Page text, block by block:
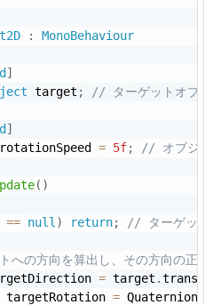
rotation
けた角度を計算する。
ゲットに向けた角度。</
CalculateTargetAngle
. position -
Vector2 . Angle Vector2
.y < 0 ? -angle :
:
MonoBehaviour
]
target ; // ターゲットオブ
]
rotationSpeed = 5f; // オブジ
( )
== null) return; // ターゲッ
の方向を算出し、その方向の正
= target .
targetRotation = Quaternion